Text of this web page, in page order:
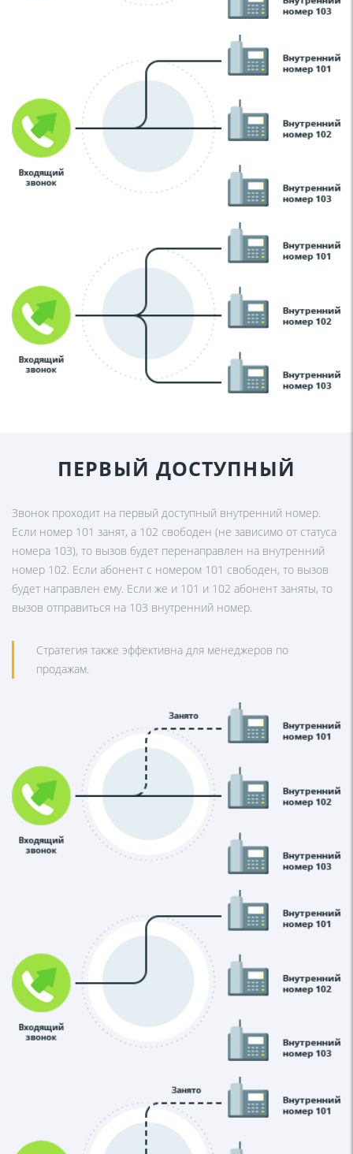
ПЕРВЫЙ ДОСТУПНЫЙ
Звонок проходит на первый доступный внутренний номер.
Если номер 101 занят, а 102 свободен (не зависимо от статуса
номера 103), то вызов будет перенаправлен на внутренний
номер 102. Если абонент с номером 101 свободен, то вызов
будет направлен ему. Если же и 101 и 102 абонент заняты, то
вызов отправиться на 103 внутренний номер.
Стратегия также эффективна для менеджеров по
продажам.